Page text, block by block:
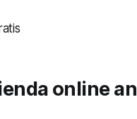
online